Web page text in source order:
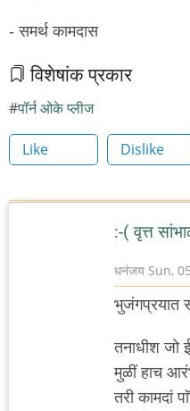
- समर्थ कामदास
विशेषांक प्रकार
पॉर्न ओके प्लीज
Like Dislike
:-( वृत्त
धनंजय Sun,
भुजंगप्रयात
तनाधीश जो
मुळीं हाच
तरी कामदां